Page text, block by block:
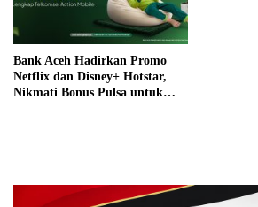
Bank Aceh Hadirkan Promo
Netflix dan Disney+ Hotstar,
Nikmati Bonus Pulsa untuk